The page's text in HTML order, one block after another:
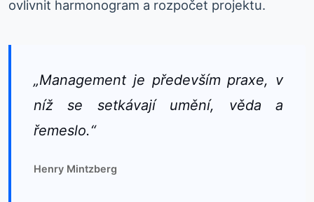
ovlivnit harmonogram a rozpočet projektu.
„Management je především praxe, v
níž se setkávají umění, věda a
řemeslo.“
Henry Mintzberg